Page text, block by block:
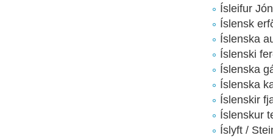
Ísleifur
Íslensk
Íslenska
Íslenski
Íslenska
Íslenska
Íslenskir
Íslenskur
Íslyft /